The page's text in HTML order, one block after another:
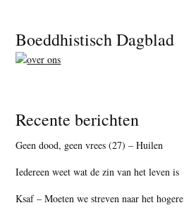
Footer
Boeddhistisch Dagblad
Recente berichten
Geen dood, geen vrees (27) – Huilen
Iedereen weet wat de zin van het leven is
Ksaf – Moeten we streven naar het